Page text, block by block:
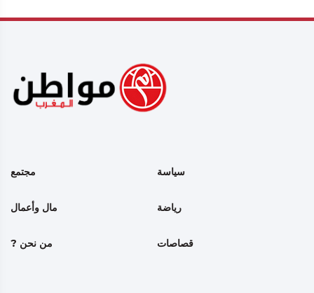
سياسة مجتمع
رياضة مال وأعمال
قصاصات من نحن ?